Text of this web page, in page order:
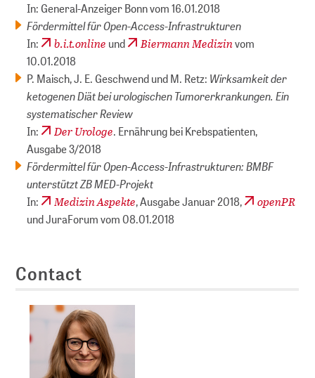
In: General-Anzeiger Bonn vom 16.01.2018
Fördermittel für Open-Access-Infrastrukturen
In: b.i.t.online und Biermann Medizinvom
10.01.2018
P. Maisch, J. E. Geschwend und M. Retz: Wirksamkeit der
ketogenen Diät bei urologischen Tumorerkrankungen. Ein
systematischer Review
In: Der Urologe. Ernährung bei Krebspatienten,
Ausgabe 3/2018
Fördermittel für Open-Access-Infrastrukturen: BMBF
unterstützt ZB MED-Projekt
In: Medizin Aspekte, Ausgabe Januar 2018, openPR
und JuraForum vom 08.01.2018
Contact